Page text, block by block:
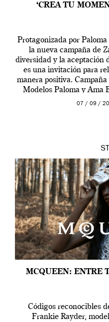
‘CREA TU
Protagonizada por
la nueva campaña de
diversidad y la aceptación
es una invitación para
manera positiva. Campaña
Modelos Paloma y Ama
outfit, cada07 / 09 /
MCQUEEN: ENTRE
Códigos reconocibles
Frankie Rayder,